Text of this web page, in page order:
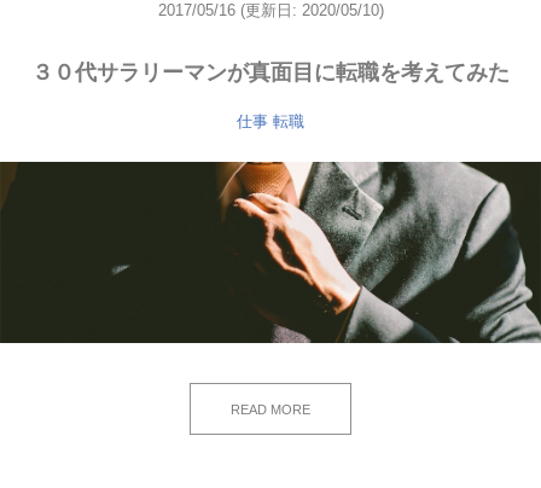
2017/05/16 (更新日: 2020/05/10)
３０代サラリーマンが真面目に転職を考えてみた
仕事 転職
READ MORE